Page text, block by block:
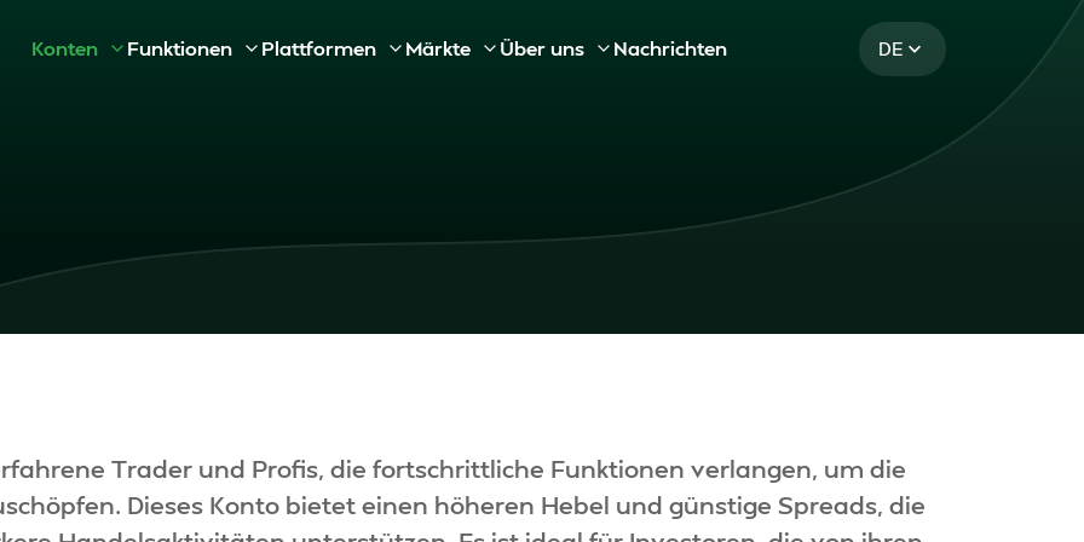
Konten
Silberkonto
Funktionen
Wirtschaftskalender
Plattformen
MT5 Mobile (IOS)
Märkte
Energie
Über uns
Dokumente
Nachrichten DE
Trader und Profis, die fortschrittliche Funktionen verlangen, um die
Dieses Konto bietet einen höheren Hebel und günstige Spreads, die